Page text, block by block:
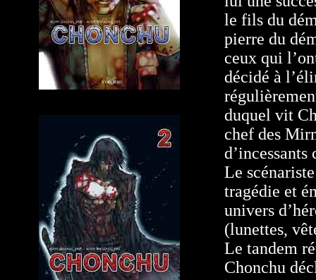
le fils du
pierre du
ceux qui
décidé à
duquel vit
chef des
d’incessants
Le
tragédie et
univers
(lunettes,
Le tandem
Chonchu